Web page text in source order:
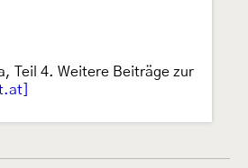
Teil 4. Weitere Beiträge zur